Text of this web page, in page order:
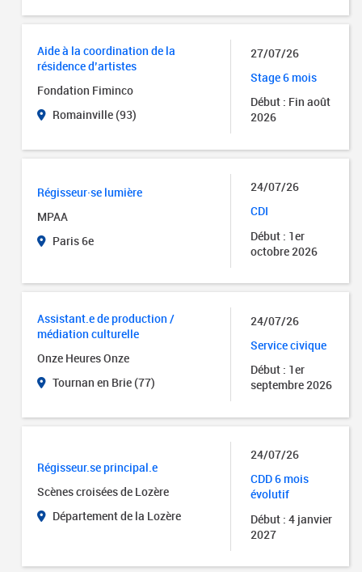
Aide à la coordination de la
résidence d’artistes
Fondation Fiminco
Romainville (93)
27/07/26
Stage 6 mois
Début : Fin août
2026
Régisseur·se lumière
MPAA
Paris 6e
24/07/26
CDI
Début : 1er
octobre 2026
Assistant.e de production /
médiation culturelle
Onze Heures Onze
Tournan en Brie (77)
24/07/26
Service civique
Début : 1er
septembre 2026
Régisseur.se principal.e
Scènes croisées de Lozère
Département de la Lozère
24/07/26
CDD 6 mois
évolutif
Début : 4 janvier
2027